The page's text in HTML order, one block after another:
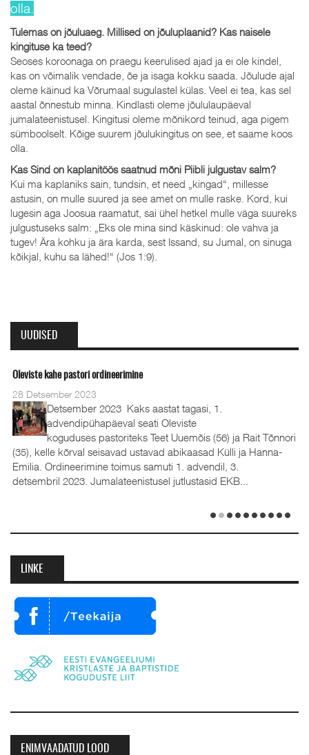
olla.
Tulemas on jõuluaeg. Millised on jõuluplaanid? Kas naisele
kingituse ka teed?
Seoses koroonaga on praegu keerulised ajad ja ei ole kindel,
kas on võimalik vendade, õe ja isaga kokku saada. Jõulude ajal
oleme käinud ka Võrumaal sugulastel külas. Veel ei tea, kas sel
aastal õnnestub minna. Kindlasti oleme jõululaupäeval
jumalateenistusel. Kingitusi oleme mõnikord teinud, aga pigem
sümboolselt. Kõige suurem jõulukingitus on see, et saame koos
olla.
Kas Sind on kaplanitöös saatnud mõni Piibli julgustav salm?
Kui ma kaplaniks sain, tundsin, et need „kingad“, millesse
astusin, on mulle suured ja see amet on mulle raske. Kord, kui
lugesin aga Joosua raamatut, sai ühel hetkel mulle väga suureks
julgustuseks salm: „Eks ole mina sind käskinud: ole vahva ja
tugev! Ära kohku ja ära karda, sest Issand, su Jumal, on sinuga
kõikjal, kuhu sa lähed!“ (Jos 1:9).
UUDISED
Oleviste kahe pastori ordineerimine
28 Detsember 2023
Detsember 2023 Kaks aastat tagasi, 1.
advendipühapäeval seati Oleviste
koguduses pastoriteks Teet Uuemõis (56) ja Rait Tõnnori
(35), kelle kõrval seisavad ustavad abikaasad Külli ja Hanna-
Emilia. Ordineerimine toimus samuti 1. advendil, 3.
detsembril 2023. Jumalateenistusel jutlustasid EKB...
LINKE
ENIMVAADATUD LOOD